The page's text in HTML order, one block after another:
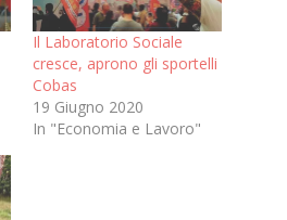
Il Laboratorio Sociale
cresce, aprono gli sportelli
Cobas
19 Giugno 2020
In "Economia e Lavoro"